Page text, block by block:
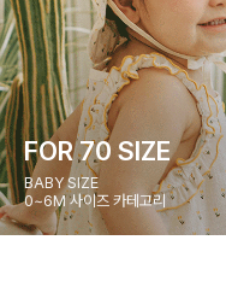
FOR 70 SIZE
BABY SIZE
0~6M 사이즈 카테고리